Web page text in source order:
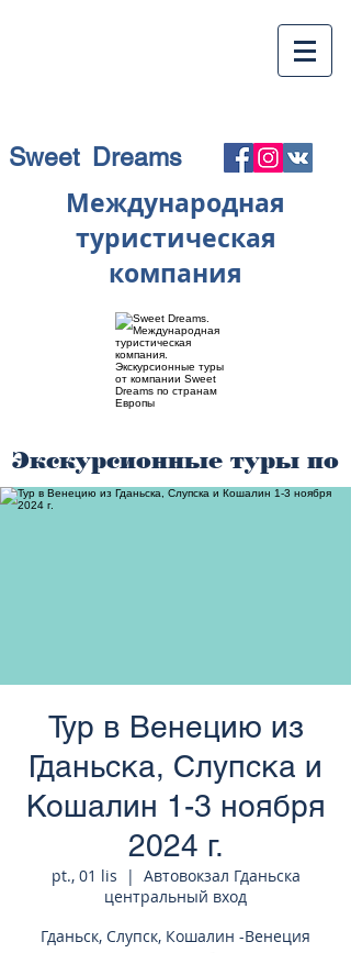
Sweet Dreams
Международная
туристическая
компания
Экскурсионные туры по
странам Европы
Тур в Венецию из
Гданьска, Слупска и
Кошалин 1-3 ноября
2024 г.
pt., 01 lis
  |
Автовокзал Гданьска
центральный вход
Гданьск, Слупск, Кошалин -Венеция